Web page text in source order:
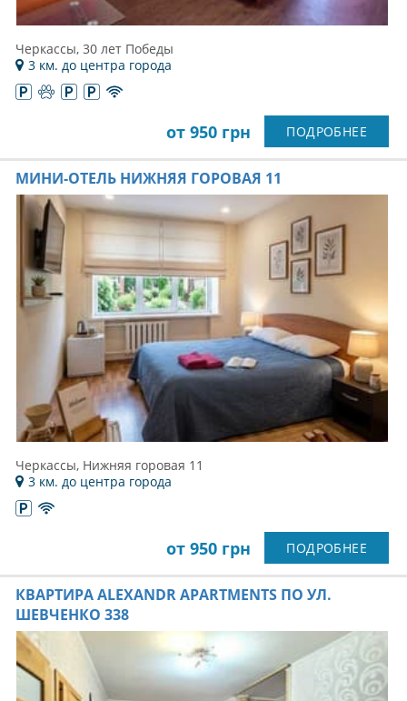
Черкассы, 30 лет Победы
3 км. до центра города
от 950 грн ПОДРОБНЕЕ
МИНИ-ОТЕЛЬ НИЖНЯЯ ГОРОВАЯ 11
Черкассы, Нижняя горовая 11
3 км. до центра города
от 950 грн ПОДРОБНЕЕ
КВАРТИРА ALEXANDR APARTMENTS ПО УЛ.
ШЕВЧЕНКО 338